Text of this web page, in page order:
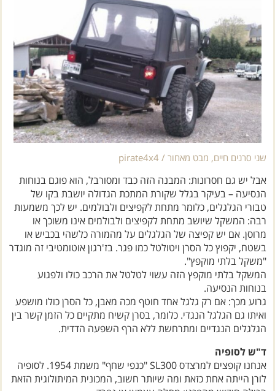
שני סרנים חיים, מבט מאחור / pirate4x4
אבל יש גם חסרונות: המבנה הזה כבד ומסורבל, הוא פוגם בנוחות
הנסיעה – בעיקר בגלל שקורת המתכת הגדולה יושבת בקו של
טבורי הגלגלים, כלומר מתחת לקפיצים ולבולמים. יש לכך משמעות
רבה: המשקל שיושב מתחת לקפיצים ולבולמים אינו משוכך או
מרוסן. אם יש קפיצה של הגלגלים על מהמורה כלשהי בכביש או
בשטח, יקפוץ כל הסרן ויטולטל כמו פגר. בז'רגון אוטומטיבי זה מוגדר
"משקל בלתי מוקפץ".
המשקל בלתי מוקפץ הזה עשוי לטלטל את הרכב כולו ולפגוע
בנוחות הנסיעה.
גרוע מכך: אם רק גלגל אחד חוטף מכה מאבן, כל הסרן כולו מושפע
ואיתו גם הגלגל הנגדי. כלומר, בסרן קשיח מתקיים כל הזמן קשר בין
הגלגלים הנגדיים ומתרחשת ללא הרף השפעה הדדית.
ד"ש לסופיה
אנחנו קופצים למרצדס SL300 "כנפי שחף" משמת 1954. לסופיה
לורן הייתה אחת כזאת ומה שיותר חשוב, המכונית המיתולוגית הזאת